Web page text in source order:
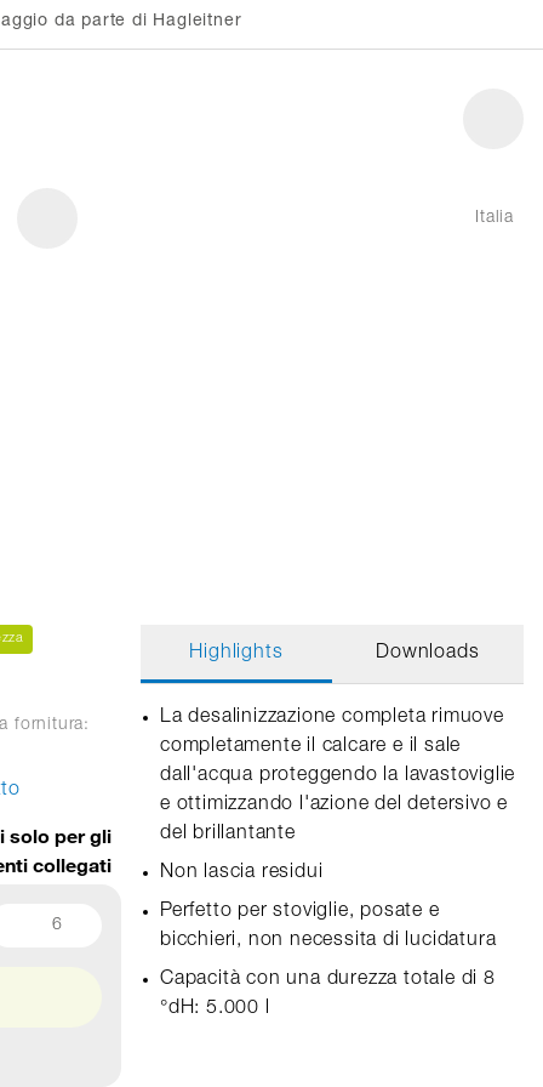
da parte di Hagleitner
Italia
fornitura:
solo per gli
collegati
6
Highlights Downloads
La desalinizzazione completa rimuove
completamente il calcare e il sale
dall'acqua proteggendo la lavastoviglie
e ottimizzando l'azione del detersivo e
del brillantante
Non lascia residui
Perfetto per stoviglie, posate e
bicchieri, non necessita di lucidatura
Capacità con una durezza totale di 8
°dH: 5.000 l